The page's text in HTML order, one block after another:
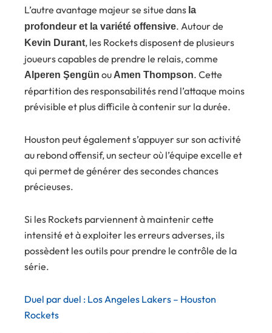
L’autre avantage majeur se situe dans la
profondeur et la variété offensive. Autour de
Kevin Durant, les Rockets disposent de plusieurs
joueurs capables de prendre le relais, comme
Alperen Şengün ouAmen Thompson. Cette
répartition des responsabilités rend l’attaque moins
prévisible et plus difficile à contenir sur la durée.
Houston peut également s’appuyer sur son activité
au rebond offensif, un secteur où l’équipe excelle et
qui permet de générer des secondes chances
précieuses.
Si les Rockets parviennent à maintenir cette
intensité et à exploiter les erreurs adverses, ils
possèdent les outils pour prendre le contrôle de la
série.
Duel par duel : Los Angeles Lakers – Houston
Rockets